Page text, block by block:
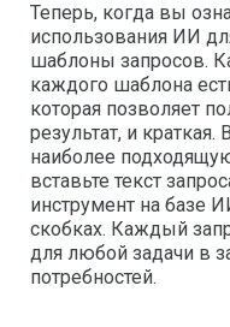
Теперь, когда вы
использования ИИ
шаблоны запросов.
каждого шаблона
которая позволяет
результат, и
наиболее
вставьте текст
инструмент на базе
скобках. Каждый
для любой задачи в
потребностей.